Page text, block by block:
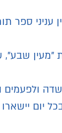
עניני
ולפעמים
יום